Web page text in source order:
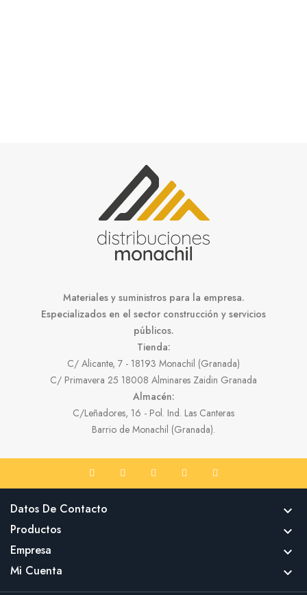
Materiales y suministros para la empresa.
Especializados en el sector construcción y servicios
públicos.
Tienda:
C/ Alicante, 7 - 18193 Monachil (Granada)
C/ Primavera 25 18008 Alminares Zaidin Granada
Almacén:
C/Leñadores, 16 - Pol. Ind. Las Canteras
Barrio de Monachil (Granada).
Datos De Contacto 
Productos 
Empresa 
Mi Cuenta 